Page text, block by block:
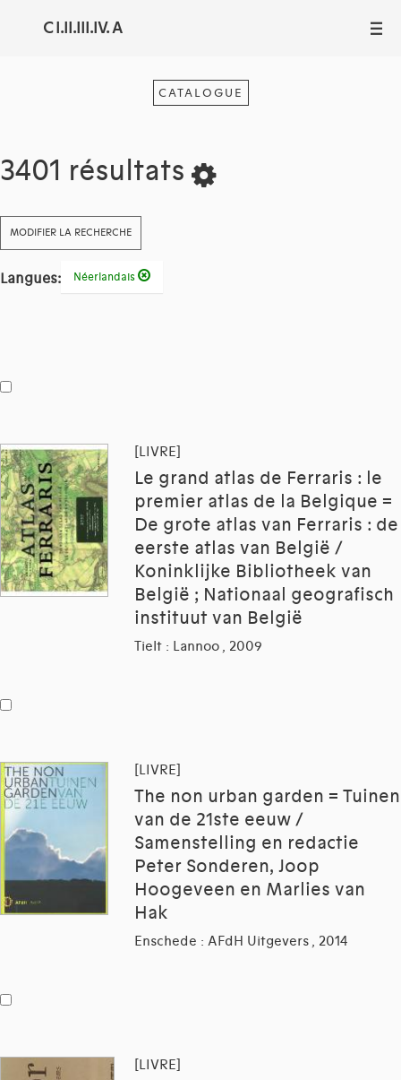
C I.II.III.IV. A III
CATALOGUE
3401 résultats
MODIFIER LA RECHERCHE
Langues: Néerlandais
[LIVRE]
Le grand atlas de Ferraris : le
premier atlas de la Belgique =
De grote atlas van Ferraris : de
eerste atlas van België /
Koninklijke Bibliotheek van
België ; Nationaal geografisch
instituut van België
Tielt : Lannoo , 2009
[LIVRE]
The non urban garden = Tuinen
van de 21ste eeuw /
Samenstelling en redactie
Peter Sonderen, Joop
Hoogeveen en Marlies van
Hak
Enschede : AFdH Uitgevers , 2014
[LIVRE]